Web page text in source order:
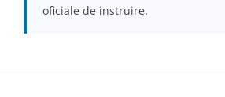
oficiale de instruire.